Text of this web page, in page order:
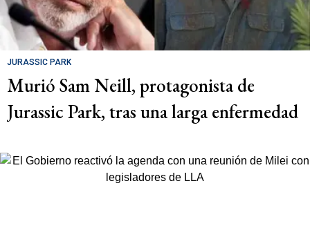
JURASSIC PARK
Murió Sam Neill, protagonista de
Jurassic Park, tras una larga enfermedad